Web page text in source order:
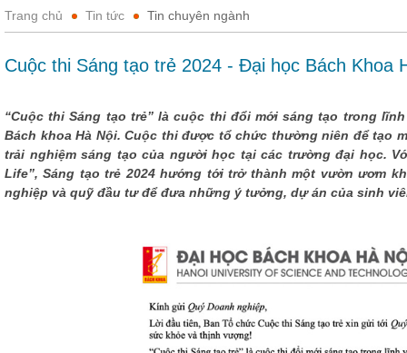
Trang chủ Tin tức Tin chuyên ngành
Cuộc thi Sáng tạo trẻ 2024 - Đại học Bách Khoa
“Cuộc thi Sáng tạo trẻ” là cuộc thi đổi mới sáng tạo trong
Bách khoa Hà Nội. Cuộc thi được tổ chức thường niên để tạo
trải nghiệm sáng tạo của người học tại các trường đại học.
Life”, Sáng tạo trẻ 2024 hướng tới trở thành một vườn ươm
nghiệp và quỹ đầu tư để đưa những ý tưởng, dự án của sinh